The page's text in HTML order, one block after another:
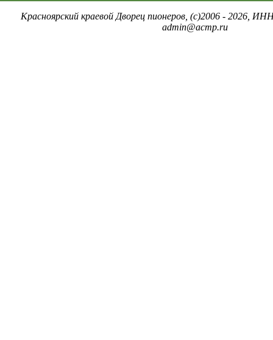
Красноярский краевой Дворец пионеров, (c)2006 - 2026,
admin@acmp.ru